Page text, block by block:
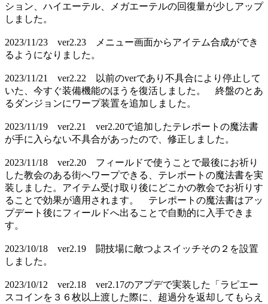
ション、ハイエーテル、メガエーテルの回復量が少しアップ
しました。
2023/11/23 ver2.23 メニュー画面からアイテム合成ができ
るようになりました。
2023/11/21 ver2.22 以前のverであり不具合により停止して
いた、今すぐ装備機能のほうを復活しました。 終盤のとあ
るダンジョンにワープ装置を追加しました。
2023/11/19 ver2.21 ver2.20で追加したテレポートの魔法書
が手に入らない不具合があったので、修正しました。
2023/11/18 ver2.20 フィールドで使うことで最後にお祈り
した教会のある街へワープできる、テレポートの魔法書を実
装しました。アイテム受け取り後にどこかの教会でお祈りす
ることで効果が適用されます。 テレポートの魔法書はアッ
プデート後にフィールドへ出ることで自動的に入手できま
す。
2023/10/18 ver2.19 闘技場に敵つよスイッチその２を設置
しました。
2023/10/12 ver2.18 ver2.17のアプデで実装した「ラピエー
スコインを３６枚以上渡した際に、超過分を返却してもらえ